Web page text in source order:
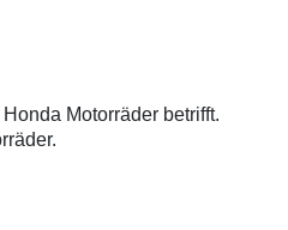
Motorräder betrifft.